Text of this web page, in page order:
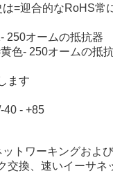
=迎合的なRoHS常
250オームの抵抗器
色- 250オームの抵
ます
40 - +85
ットワーキングお
交換、速いイーサ